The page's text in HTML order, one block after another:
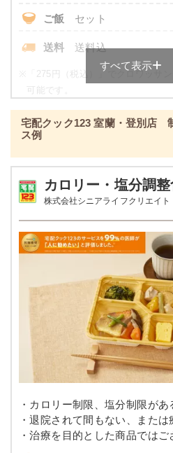
て異なる場合がございます。 ごはん
価です。
健康ボリューム食のメ
カレイの唐揚げ
ブロッコリーのカニカマあ
牛肉のオイスターソース
オクラの胡麻和え
栄養素
エネルギー：685kcal、たんぱく
質、19.8g、炭水化物：97.3g、ナ
961mg、食塩相当量：2.4g
ご飯セットの栄養素です。お弁当
その栄養価のため、実際にご提供
ーではないのでご注意ください。
ご飯 セット
送料 送料込
※
「275円（税込）」でクロワッサ
可能です。
す。
単品：205円
朝食（パンセット）
品数 -
塩分 0.5g前後
タンパク質 9.0～11.0g
-
-
カリウム -
コレステロール -
すべて表示
宅配クック123 室蘭・登別店
ス例
カロリー・塩分調整
株式会社シニアライフクリエイト
・カロリー制限、塩分制限があ
・退院されて間もない、または
・治療を目的とした商品ではご